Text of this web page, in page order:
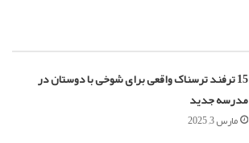
15 ترفند ترسناک واقعی برای شوخی با دوستان در
مدرسه جدید
مارس 3, 2025